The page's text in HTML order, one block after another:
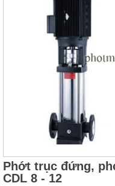
Phớt trục đứng,
CDL 8 - 12